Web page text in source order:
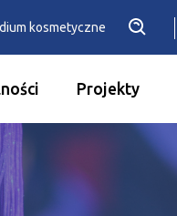
kosmetyczne
Projekty